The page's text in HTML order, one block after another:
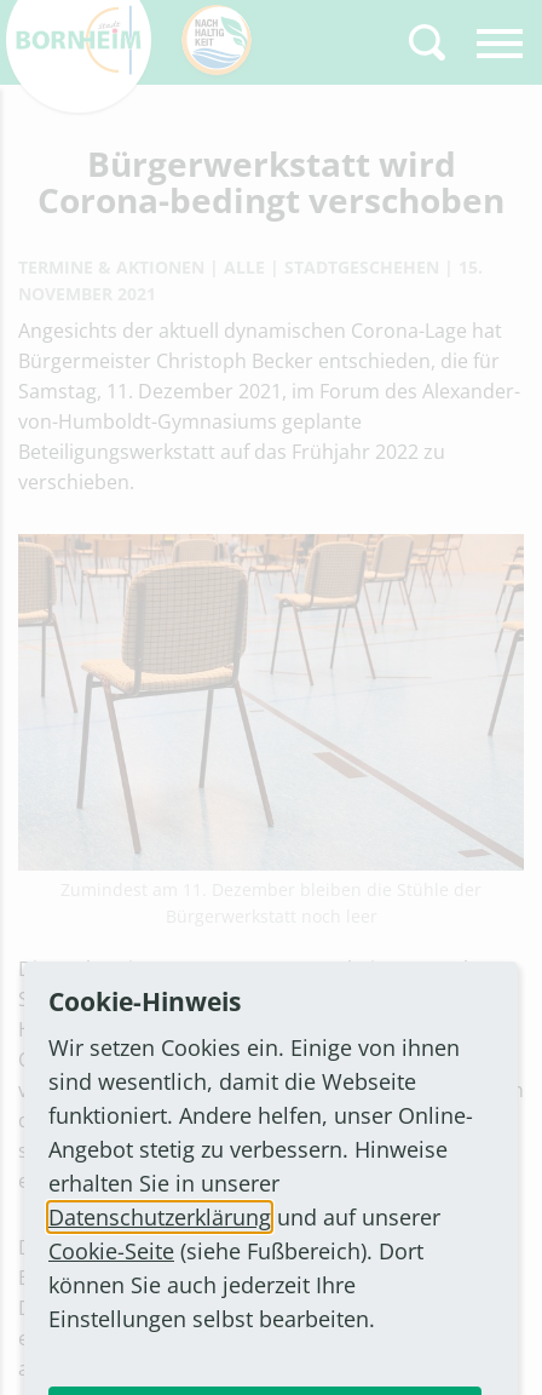
Zurück
Type 2 or more
characters for results.
Bürgerwerkstatt wird
Corona-bedingt verschoben
Angesichts der aktuell dynamischen Corona-Lage hat
Bürgermeister Christoph Becker entschieden, die für
Samstag, 11. Dezember 2021, im Forum des Alexander-
von-Humboldt-Gymnasiums geplante
Beteiligungswerkstatt auf das Frühjahr 2022 zu
verschieben.
Die Vorbereitungen zur ersten Bornheimer „Werk-
Stadt-Bürger:innen-Beteiligung“ liefen bereits auf
Hochtouren. Die Einladungen an Ratsmitglieder,
Ortsvorsteher, Schulen und andere waren bereits
verschickt. Durch entsprechende Veröffentlichungen in
den Medien und den städtischen Social-Media-Kanälen
sollten im nächsten Schritt Bürgerinnen und Bürger
eingeladen werden.
Die aktuelle Entwicklung der Pandemie hat den
Bürgermeister jedoch veranlasst, die für den 11.
Dezember geplante Veranstaltung abzusagen. Denn
eine Veranstaltung dieser Größenordnung scheine
angesichts der aktuellen Corona-Lage kaum vertretbar
Cookie-Hinweis
Wir setzen Cookies ein. Einige von ihnen
sind wesentlich, damit die Webseite
funktioniert. Andere helfen, unser Online-
Angebot stetig zu verbessern. Hinweise
erhalten Sie in unserer
Datenschutzerklärung und auf unserer
Cookie-Seite (siehe Fußbereich). Dort
können Sie auch jederzeit Ihre
Einstellungen selbst bearbeiten.